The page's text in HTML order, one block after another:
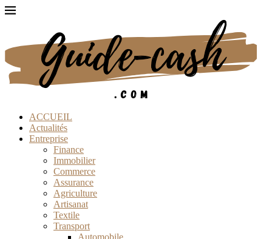
ACCUEIL
Actualités
Entreprise
Finance
Immobilier
Commerce
Assurance
Agriculture
Artisanat
Textile
Transport
Automobile